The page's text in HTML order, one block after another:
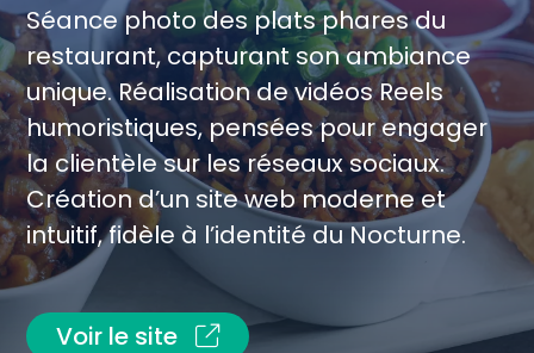
Séance photo des plats phares du
restaurant, capturant son ambiance
unique. Réalisation de vidéos Reels
humoristiques, pensées pour engager
la clientèle sur les réseaux sociaux.
Création d’un site web moderne et
intuitif, fidèle à l’identité du Nocturne.
Voir le site